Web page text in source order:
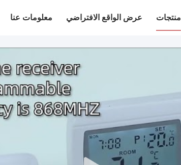
منتجات عرض الواقع الافتراضي معلومات عنا